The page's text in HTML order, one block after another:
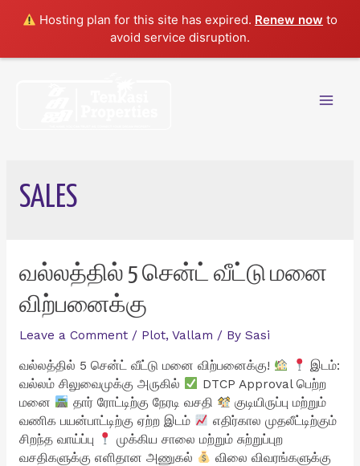
Hosting plan for this site has expired. Renew now to
avoid service disruption.
SALES
வல்லத்தில் 5 சென்ட் வீட்டு மனை
விற்பனைக்கு
Leave a Comment / Plot, Vallam / By Sasi
வல்லத்தில் 5 சென்ட் வீட்டு மனை விற்பனைக்கு!
இடம்:
வல்லம் சிலுவைமுக்கு அருகில்
DTCP Approval பெற்ற
மனை
தார் ரோட்டிற்கு நேரடி வசதி
குடியிருப்பு மற்றும்
வணிக பயன்பாட்டிற்கு ஏற்ற இடம்
எதிர்கால முதலீட்டிற்கும்
சிறந்த வாய்ப்பு
முக்கிய சாலை மற்றும் சுற்றுப்புற
வசதிகளுக்கு எளிதான அணுகல்
விலை விவரங்களுக்கு